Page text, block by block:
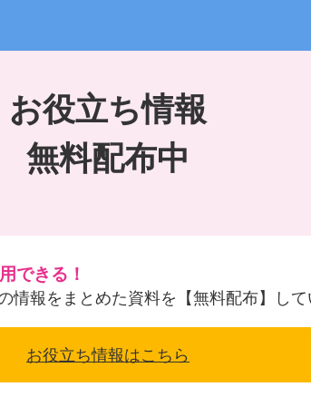
お役立ち情報
無料配布中
できる！
情報をまとめた資料を【無料配布】し
お役立ち情報はこちら